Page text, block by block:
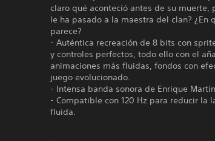
claro qué aconteció antes de su muerte,
le ha pasado a la maestra del clan?
parece?
- Auténtica recreación de 8 bits con
y controles perfectos, todo ello con el
animaciones más fluidas, fondos con
juego evolucionado.
- Intensa banda sonora de Enrique Martín
- Compatible con 120 Hz para reducir la
fluida.